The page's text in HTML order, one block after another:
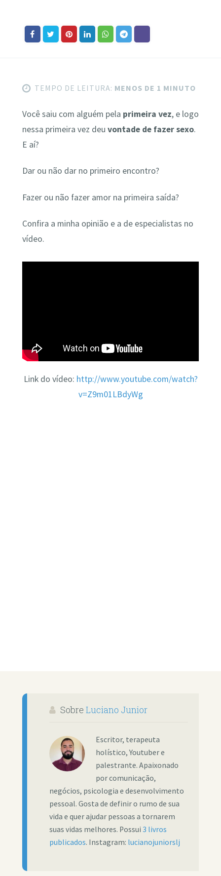
TEMPO DE LEITURA: MENOS DE 1 MINUTO
Você saiu com alguém pela primeira vez, e logo
nessa primeira vez deu vontade de fazer sexo.
E aí?
Dar ou não dar no primeiro encontro?
Fazer ou não fazer amor na primeira saída?
Confira a minha opinião e a de especialistas no
vídeo.
Link do vídeo: http://www.youtube.com/watch?
v=Z9m01LBdyWg
Sobre Luciano Junior
Escritor, terapeuta
holístico, Youtuber e
palestrante. Apaixonado
por comunicação,
negócios, psicologia e desenvolvimento
pessoal. Gosta de definir o rumo de sua
vida e quer ajudar pessoas a tornarem
suas vidas melhores. Possui 3 livros
publicados. Instagram: lucianojuniorslj